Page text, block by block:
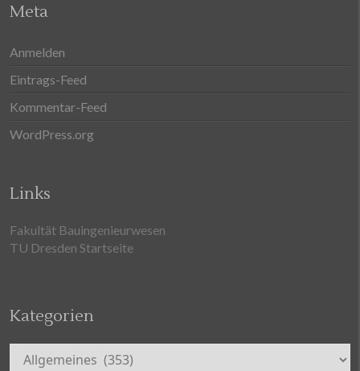
Meta
Anmelden
Eintrags-Feed
Kommentar-Feed
WordPress.org
Links
Fakultät Bauingenieurwesen
TU Dresden Startseite
Kategorien
Kategorien